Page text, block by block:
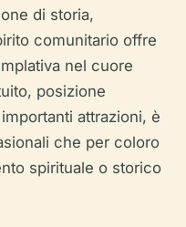
di storia,
comunitario offre
nel cuore
posizione
attrazioni, è
che per coloro
spirituale o storico